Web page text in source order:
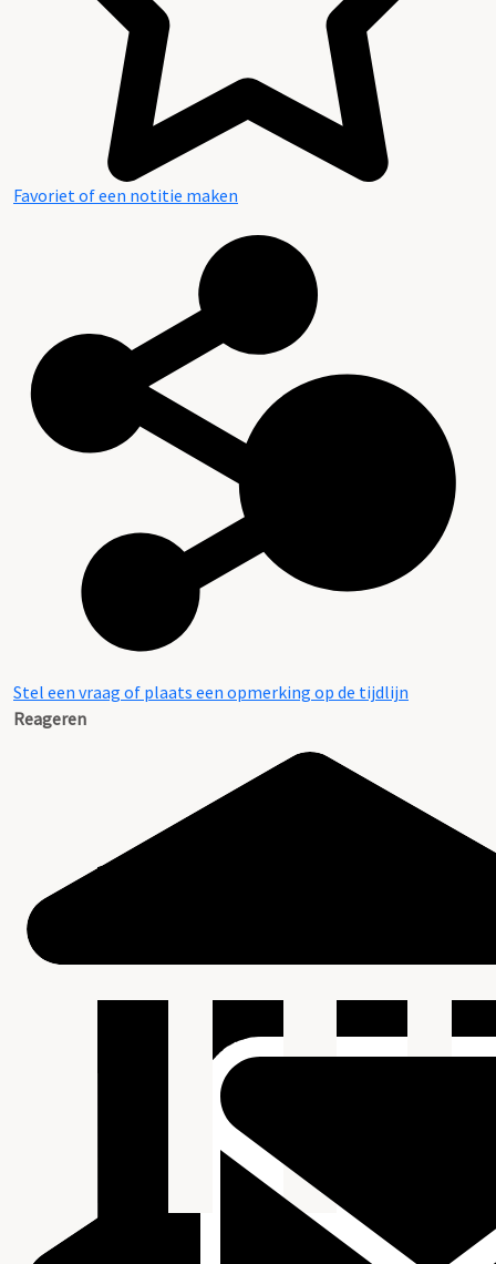
Favoriet of een notitie maken
Stel een vraag of plaats een opmerking op de tijdlijn
Reageren